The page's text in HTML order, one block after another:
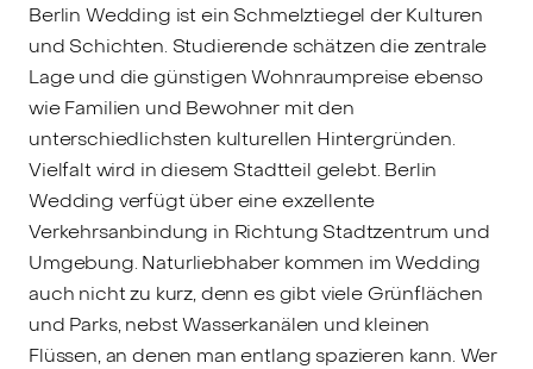
Berlin Wedding ist ein Schmelztiegel der Kulturen
und Schichten. Studierende schätzen die zentrale
Lage und die günstigen Wohnraumpreise ebenso
wie Familien und Bewohner mit den
unterschiedlichsten kulturellen Hintergründen.
Vielfalt wird in diesem Stadtteil gelebt. Berlin
Wedding verfügt über eine exzellente
Verkehrsanbindung in Richtung Stadtzentrum und
Umgebung. Naturliebhaber kommen im Wedding
auch nicht zu kurz, denn es gibt viele Grünflächen
und Parks, nebst Wasserkanälen und kleinen
Flüssen, an denen man entlang spazieren kann. Wer